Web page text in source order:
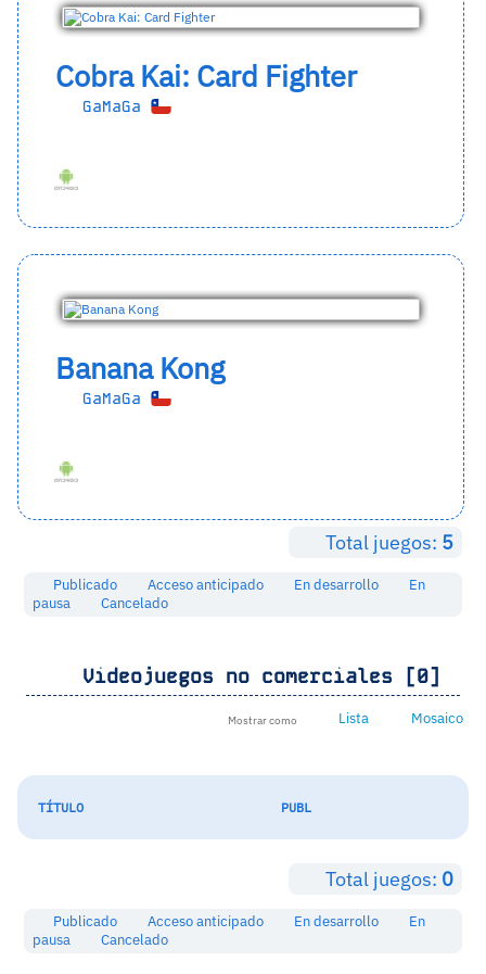
Cobra Kai: Card Fighter
GaMaGa
Banana Kong
GaMaGa
Total juegos: 5
Publicado Acceso anticipado En desarrollo
En
pausa
Cancelado
Videojuegos no comerciales [0]
Mostrar como Lista Mosaico
TÍTULO PUBL
Total juegos: 0
Publicado Acceso anticipado En desarrollo
En
pausa
Cancelado